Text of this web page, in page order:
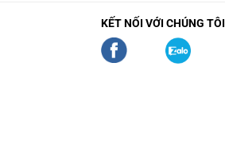
KẾT NỐI VỚI CHÚNG TÔI